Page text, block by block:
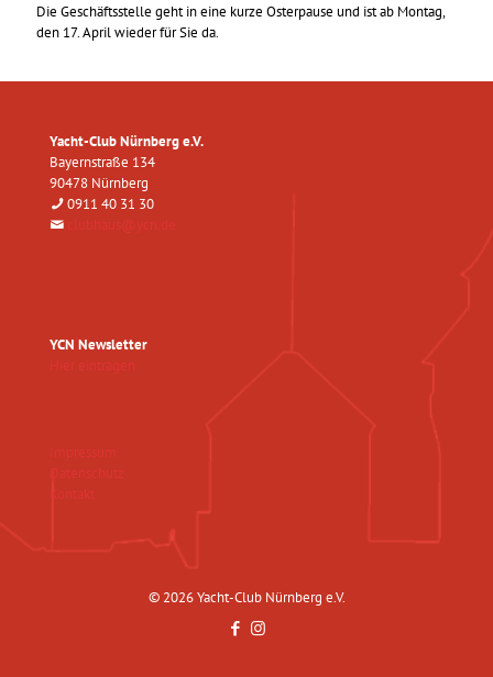
Die Geschäftsstelle geht in eine kurze Osterpause und ist ab Montag,
den 17. April wieder für Sie da.
Yacht-Club Nürnberg e.V.
Bayernstraße 134
90478 Nürnberg
0911 40 31 30
clubhaus@ycn.de
YCN Newsletter
Hier eintragen
Impressum
Datenschutz
Kontakt
© 2026 Yacht-Club Nürnberg e.V.